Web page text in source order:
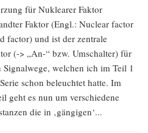
für Nuklearer Faktor
Faktor (Engl.: Nuclear factor
factor) und ist der zentrale
(-> „An-“ bzw. Umschalter) für
welchen ich im Teil 1
schon beleuchtet hatte. Im
geht es nun um verschiedene
die in ‚gängigen‘...